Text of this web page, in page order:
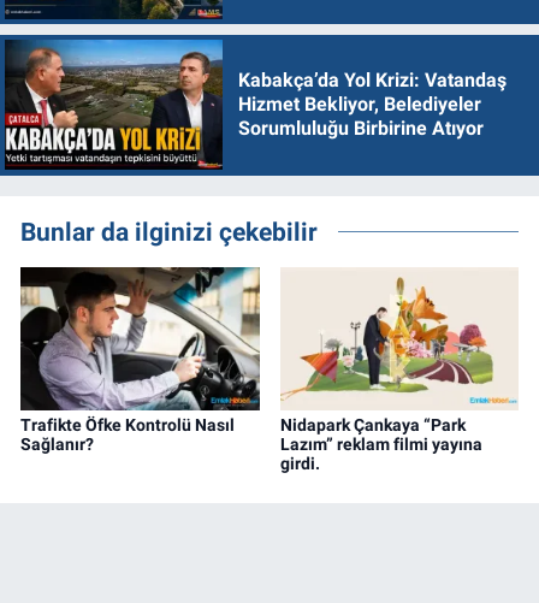
Kabakça’da Yol Krizi: Vatandaş
Hizmet Bekliyor, Belediyeler
Sorumluluğu Birbirine Atıyor
Bunlar da ilginizi çekebilir
Trafikte Öfke Kontrolü Nasıl
Sağlanır?
Nidapark Çankaya “Park
Lazım” reklam filmi yayına
girdi.